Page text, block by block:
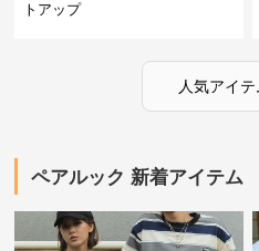
トアップ
人気アイ
ペアルック 新着アイテム